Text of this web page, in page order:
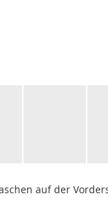
auf der